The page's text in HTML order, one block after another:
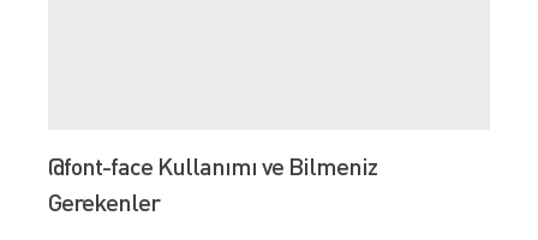
@font-face Kullanımı ve Bilmeniz
Gerekenler